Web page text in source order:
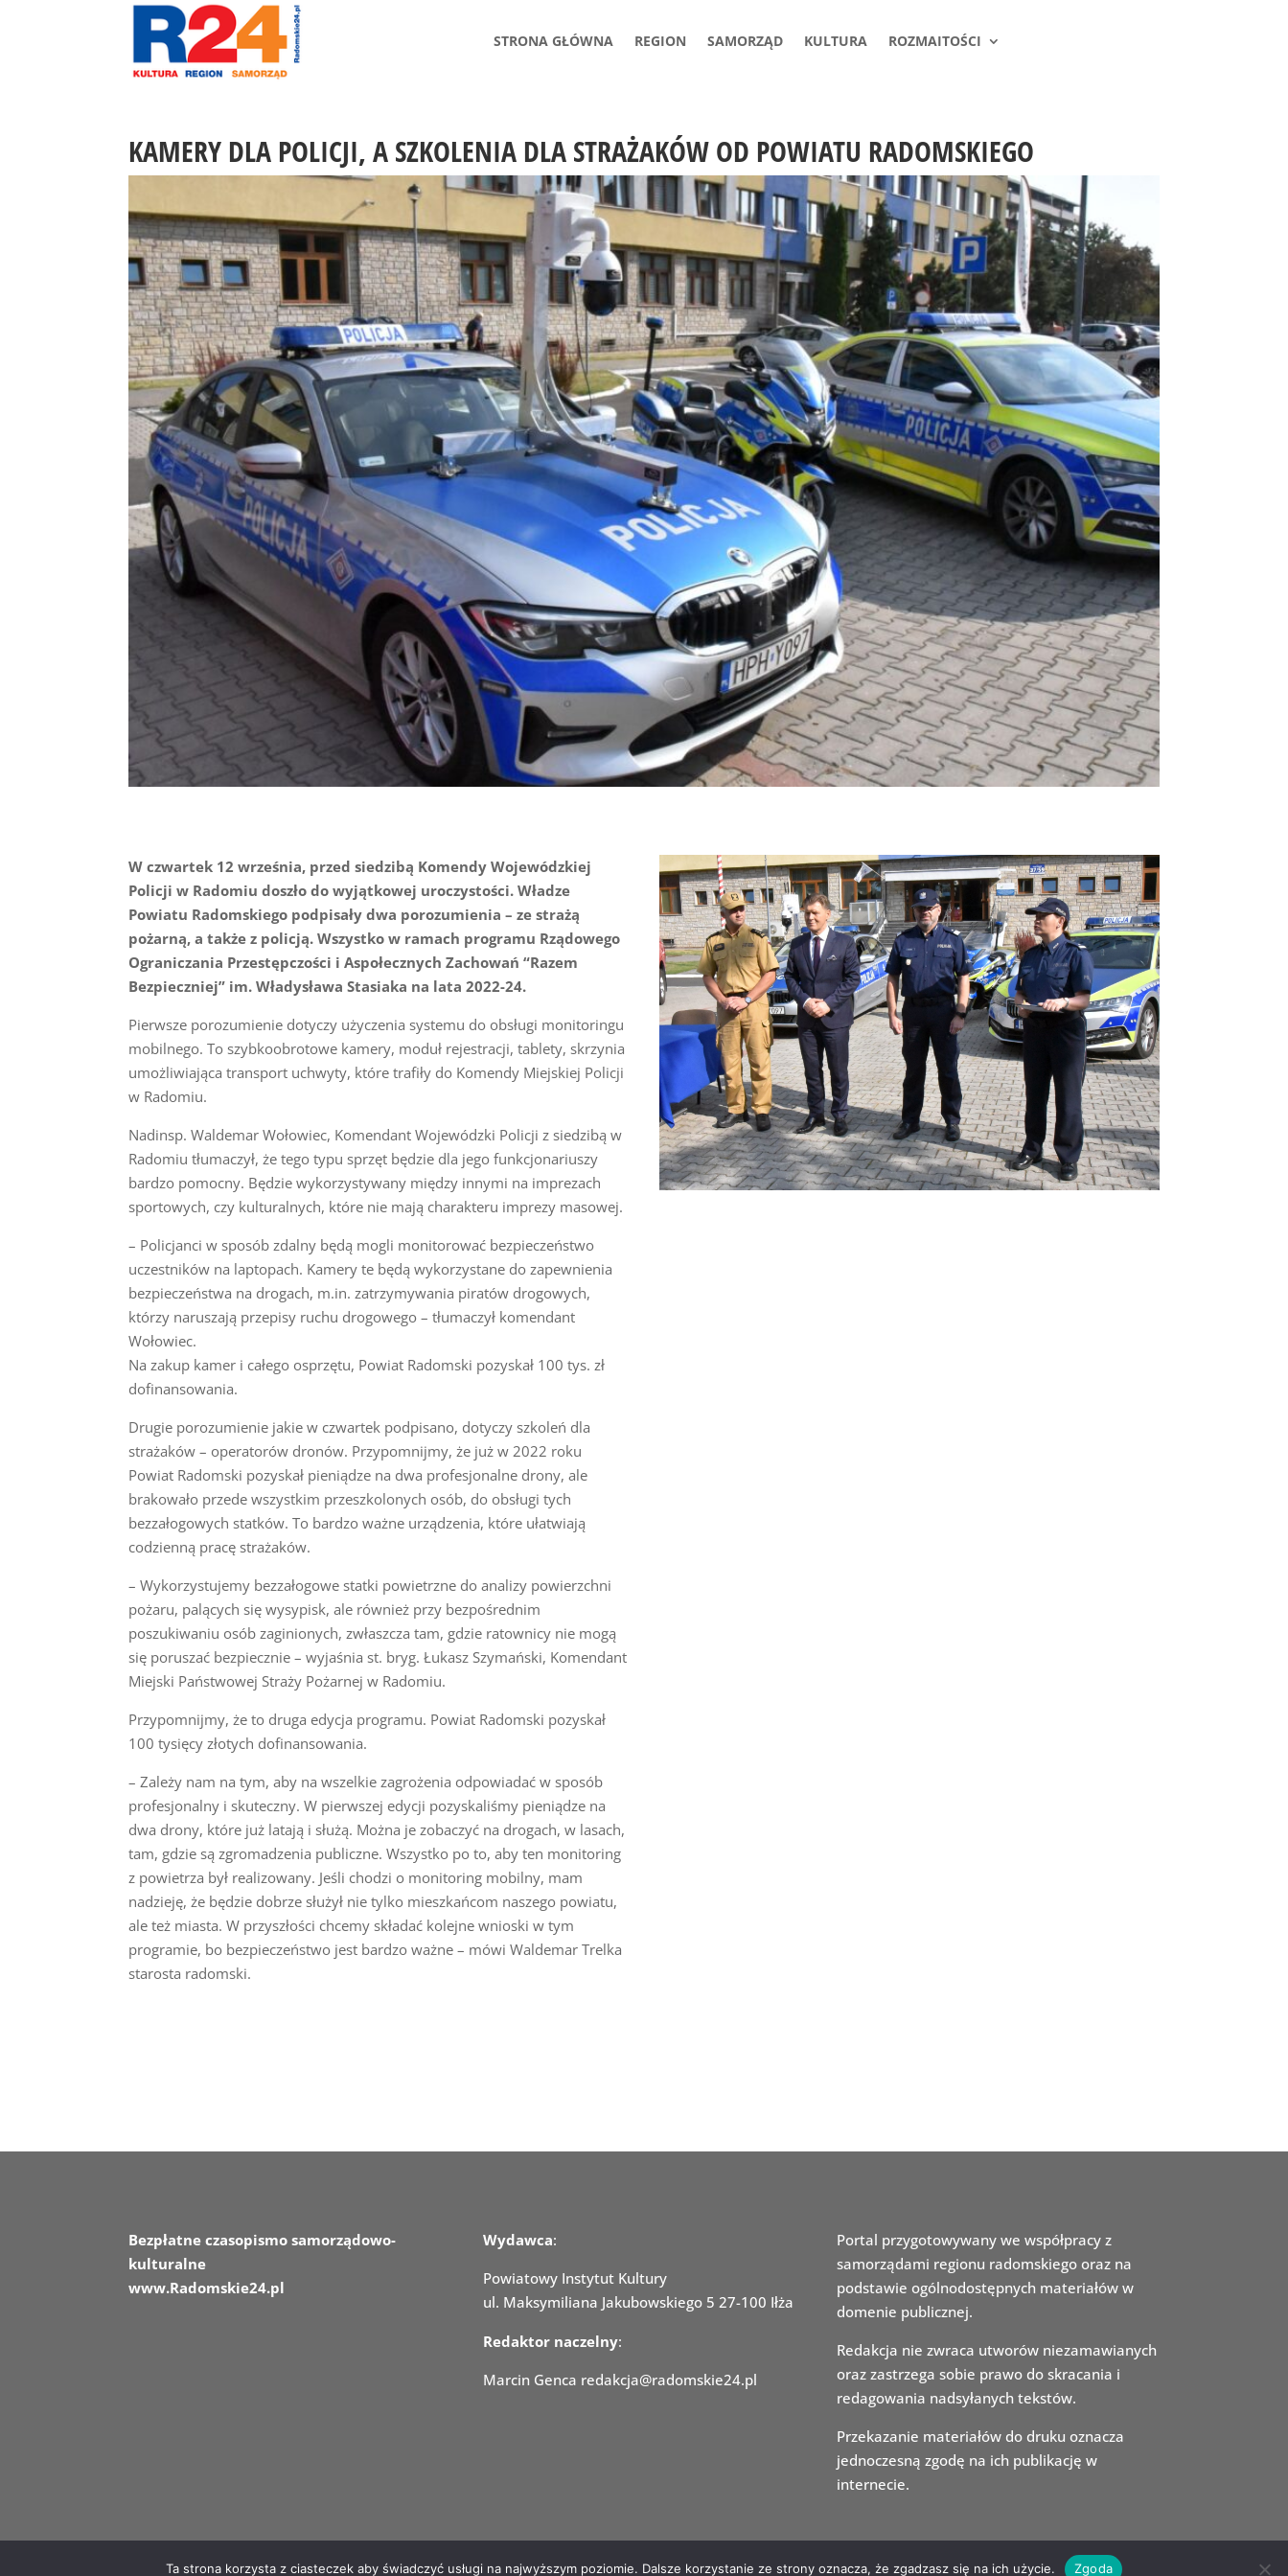
STRONA GŁÓWNA REGION SAMORZĄD KULTURA ROZMAITOŚCI
KAMERY DLA POLICJI, A SZKOLENIA DLA STRAŻAKÓW OD POWIATU RADOMSKIEGO
W czwartek 12 września, przed siedzibą Komendy Wojewódzkiej
Policji w Radomiu doszło do wyjątkowej uroczystości. Władze
Powiatu Radomskiego podpisały dwa porozumienia – ze strażą
pożarną, a także z policją. Wszystko w ramach programu Rządowego
Ograniczania Przestępczości i Aspołecznych Zachowań “Razem
Bezpieczniej” im. Władysława Stasiaka na lata 2022-24.
Pierwsze porozumienie dotyczy użyczenia systemu do obsługi monitoringu
mobilnego. To szybkoobrotowe kamery, moduł rejestracji, tablety, skrzynia
umożliwiająca transport uchwyty, które trafiły do Komendy Miejskiej Policji
w Radomiu.
Nadinsp. Waldemar Wołowiec, Komendant Wojewódzki Policji z siedzibą w
Radomiu tłumaczył, że tego typu sprzęt będzie dla jego funkcjonariuszy
bardzo pomocny. Będzie wykorzystywany między innymi na imprezach
sportowych, czy kulturalnych, które nie mają charakteru imprezy masowej.
– Policjanci w sposób zdalny będą mogli monitorować bezpieczeństwo
uczestników na laptopach. Kamery te będą wykorzystane do zapewnienia
bezpieczeństwa na drogach, m.in. zatrzymywania piratów drogowych,
którzy naruszają przepisy ruchu drogowego – tłumaczył komendant
Wołowiec.
Na zakup kamer i całego osprzętu, Powiat Radomski pozyskał 100 tys. zł
dofinansowania.
Drugie porozumienie jakie w czwartek podpisano, dotyczy szkoleń dla
strażaków – operatorów dronów. Przypomnijmy, że już w 2022 roku
Powiat Radomski pozyskał pieniądze na dwa profesjonalne drony, ale
brakowało przede wszystkim przeszkolonych osób, do obsługi tych
bezzałogowych statków. To bardzo ważne urządzenia, które ułatwiają
codzienną pracę strażaków.
– Wykorzystujemy bezzałogowe statki powietrzne do analizy powierzchni
pożaru, palących się wysypisk, ale również przy bezpośrednim
poszukiwaniu osób zaginionych, zwłaszcza tam, gdzie ratownicy nie mogą
się poruszać bezpiecznie – wyjaśnia st. bryg. Łukasz Szymański, Komendant
Miejski Państwowej Straży Pożarnej w Radomiu.
Przypomnijmy, że to druga edycja programu. Powiat Radomski pozyskał
100 tysięcy złotych dofinansowania.
– Zależy nam na tym, aby na wszelkie zagrożenia odpowiadać w sposób
profesjonalny i skuteczny. W pierwszej edycji pozyskaliśmy pieniądze na
dwa drony, które już latają i służą. Można je zobaczyć na drogach, w lasach,
tam, gdzie są zgromadzenia publiczne. Wszystko po to, aby ten monitoring
z powietrza był realizowany. Jeśli chodzi o monitoring mobilny, mam
nadzieję, że będzie dobrze służył nie tylko mieszkańcom naszego powiatu,
ale też miasta. W przyszłości chcemy składać kolejne wnioski w tym
programie, bo bezpieczeństwo jest bardzo ważne – mówi Waldemar Trelka
starosta radomski.
Bezpłatne czasopismo samorządowo-
kulturalne
www.Radomskie24.pl
Wydawca:
Powiatowy Instytut Kultury
ul. Maksymiliana Jakubowskiego 5 27-100 Iłża
Redaktor naczelny:
Marcin Genca redakcja@radomskie24.pl
Portal przygotowywany we współpracy z
samorządami regionu radomskiego oraz na
podstawie ogólnodostępnych materiałów w
domenie publicznej.
Redakcja nie zwraca utworów niezamawianych
oraz zastrzega sobie prawo do skracania i
redagowania nadsyłanych tekstów.
Przekazanie materiałów do druku oznacza
jednoczesną zgodę na ich publikację w
internecie.
Ta strona korzysta z ciasteczek aby świadczyć usługi na najwyższym poziomie. Dalsze korzystanie ze strony oznacza, że zgadzasz się na ich użycie. Zgoda